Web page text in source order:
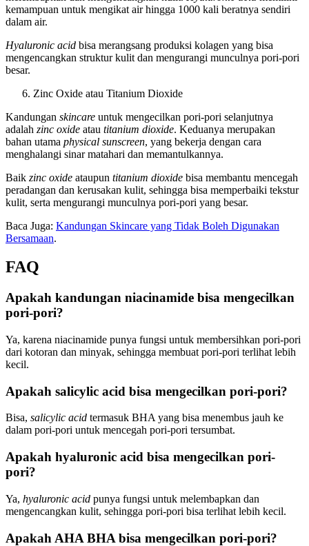
kemampuan untuk mengikat air hingga 1000 kali beratnya sendiri
dalam air.
Hyaluronic acid bisa merangsang produksi kolagen yang bisa
mengencangkan struktur kulit dan mengurangi munculnya pori-pori
besar.
Zinc Oxide atau Titanium Dioxide
Kandungan skincare untuk mengecilkan pori-pori selanjutnya
adalah zinc oxide atau titanium dioxide. Keduanya merupakan
bahan utama physical sunscreen, yang bekerja dengan cara
menghalangi sinar matahari dan memantulkannya.
Baik zinc oxide ataupun titanium dioxide bisa membantu mencegah
peradangan dan kerusakan kulit, sehingga bisa memperbaiki tekstur
kulit, serta mengurangi munculnya pori-pori yang besar.
Baca Juga: Kandungan Skincare yang Tidak Boleh Digunakan
Bersamaan.
FAQ
Apakah kandungan niacinamide bisa mengecilkan
pori-pori?
Ya, karena niacinamide punya fungsi untuk membersihkan pori-pori
dari kotoran dan minyak, sehingga membuat pori-pori terlihat lebih
kecil.
Apakah salicylic acid bisa mengecilkan pori-pori?
Bisa, salicylic acid termasuk BHA yang bisa menembus jauh ke
dalam pori-pori untuk mencegah pori-pori tersumbat.
Apakah hyaluronic acid bisa mengecilkan pori-
pori?
Ya, hyaluronic acid punya fungsi untuk melembapkan dan
mengencangkan kulit, sehingga pori-pori bisa terlihat lebih kecil.
Apakah AHA BHA bisa mengecilkan pori-pori?